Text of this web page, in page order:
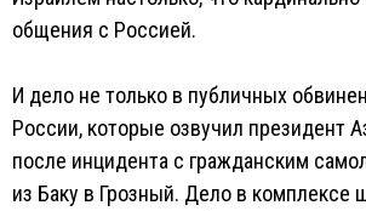
общения с Россией.
И дело не только в публичных
России, которые озвучил президент
после инцидента с гражданским
из Баку в Грозный. Дело в комплексе